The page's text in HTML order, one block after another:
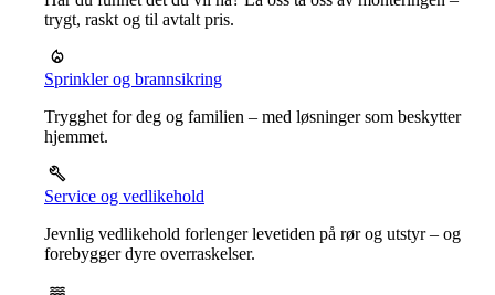
trygt, raskt og til avtalt pris.
Sprinkler og brannsikring
Trygghet for deg og familien – med løsninger som beskytter
hjemmet.
Service og vedlikehold
Jevnlig vedlikehold forlenger levetiden på rør og utstyr – og
forebygger dyre overraskelser.